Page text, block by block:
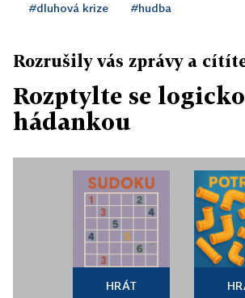
#dluhová krize #hudba
Rozrušily vás zprávy a
Rozptylte se
hádankou
HRÁT